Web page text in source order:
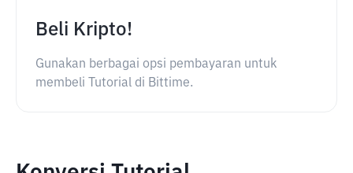
Beli Kripto!
Gunakan berbagai opsi pembayaran untuk
membeli Tutorial di Bittime.